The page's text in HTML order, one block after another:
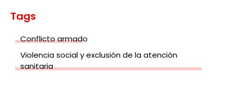
Tags
Conflicto armado
Violencia social y exclusión de la atención
sanitaria